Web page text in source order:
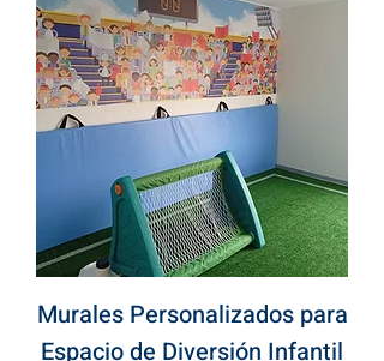
Murales Personalizados para
Espacio de Diversión Infantil